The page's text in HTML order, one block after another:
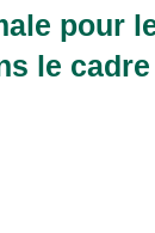
pour
le